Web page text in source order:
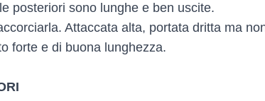
posteriori sono lunghe e ben uscite.
Attaccata alta, portata dritta ma
forte e di buona lunghezza.